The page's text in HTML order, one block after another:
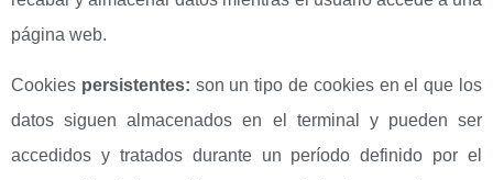
página web.
Cookies persistentes: son un tipo de cookies en el que los
datos siguen almacenados en el terminal y pueden ser
accedidos y tratados durante un período definido por el